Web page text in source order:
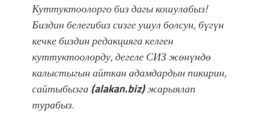
Куттуктоолорго биз дагы кошулабыз!
Биздин белегибиз сизге ушул болсун, бүгүн
кечке биздин редакцияга келген
куттуктоолорду, дегеле СИЗ жөнүндө
калыстыгын айткан адамдардын пикирин,
сайтыбызга(alakan.biz)жарыялап
турабыз.